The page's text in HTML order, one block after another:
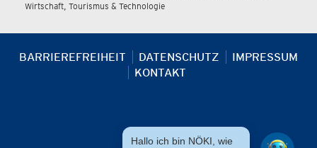
Wirtschaft, Tourismus & Technologie
BARRIEREFREIHEIT DATENSCHUTZ
IMPRESSUM
KONTAKT
Hallo ich bin NÖKI, wie